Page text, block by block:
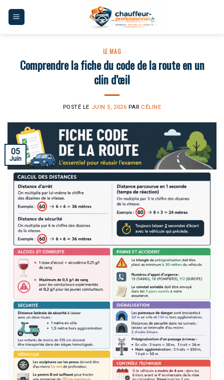
LE MAG
Comprendre la fiche du code de la route en un
clin d’œil
POSTÉ LE JUIN 5, 2026 PAR CÉLINE
05
Juin